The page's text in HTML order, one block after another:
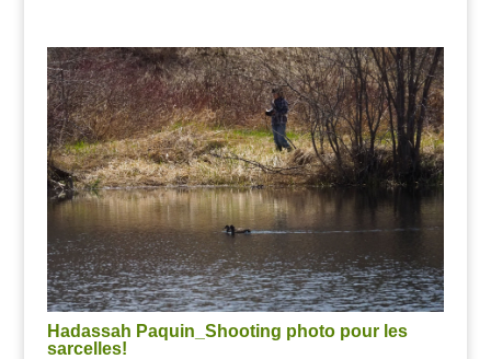
Hadassah Paquin_Shooting photo pour les
sarcelles!